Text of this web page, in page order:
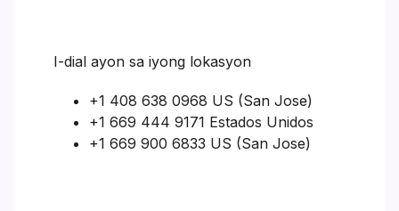
I-dial ayon sa iyong lokasyon
+1 408 638 0968 US (San Jose)
+1 669 444 9171 Estados Unidos
+1 669 900 6833 US (San Jose)